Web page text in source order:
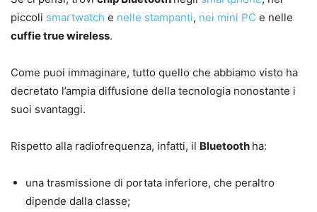
piccoli smartwatch e nelle stampanti, nei mini PC e nelle
cuffie true wireless.
Come puoi immaginare, tutto quello che abbiamo visto ha
decretato l’ampia diffusione della tecnologia nonostante i
suoi svantaggi.
Rispetto alla radiofrequenza, infatti, il Bluetooth ha:
una trasmissione di portata inferiore, che peraltro
dipende dalla classe;